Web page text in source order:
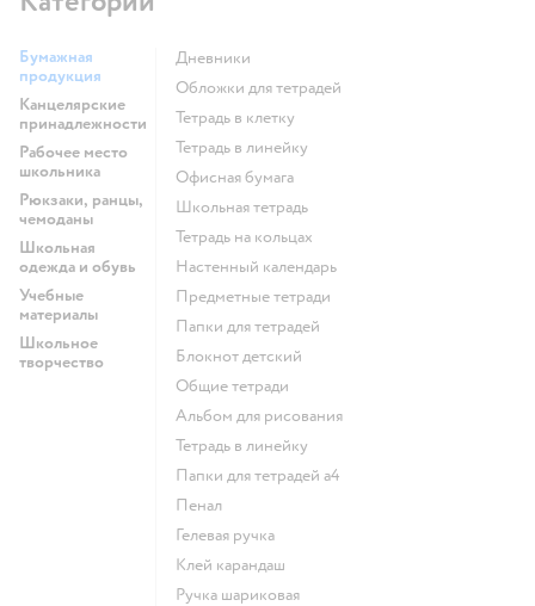
Бумажная
продукция
Канцелярские
принадлежности
Рабочее место
школьника
Рюкзаки, ранцы,
чемоданы
Школьная
одежда и обувь
Учебные
материалы
Школьное
творчество
Дневники
Обложки для тетрадей
Тетрадь в клетку
Тетрадь в линейку
Офисная бумага
Школьная тетрадь
Тетрадь на кольцах
Настенный календарь
Предметные тетради
Папки для тетрадей
Блокнот детский
Общие тетради
Альбом для рисования
Тетрадь в линейку
Папки для тетрадей а4
Пенал
Гелевая ручка
Клей карандаш
Ручка шариковая